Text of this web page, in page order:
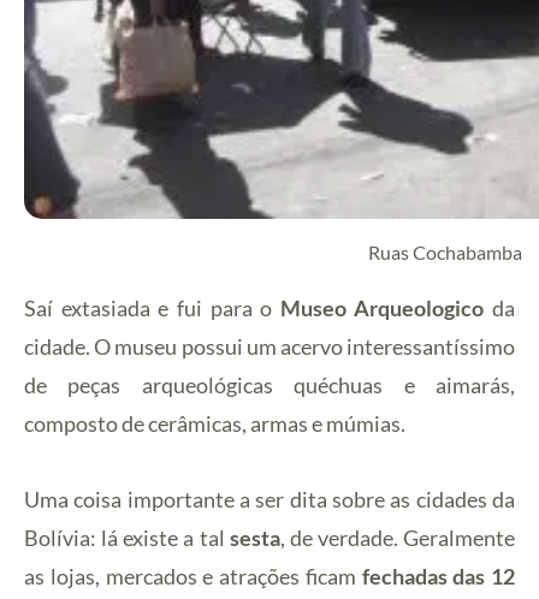
Ruas Cochabamba
Saí extasiada e fui para o Museo Arqueologico da
cidade.O museu possui um acervo interessantíssimo
de peças arqueológicas quéchuas e aimarás,
composto de cerâmicas, armas e múmias.
Uma coisa importante a ser dita sobre as cidades da
Bolívia: lá existe a tal sesta, de verdade. Geralmente
as lojas, mercados e atrações ficam fechadas das 12